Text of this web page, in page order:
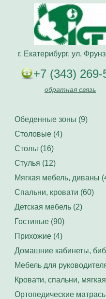
г. Екатерибург, ул.
+7 (343) 269-
обратная связь
Обеденные зоны (9)
Столовые (4)
Столы (16)
Стулья (12)
Мягкая мебель, диваны
Спальни, кровати (60)
Детская мебель (2)
Гостиные (90)
Прихожие (4)
Домашние кабинеты,
Мебель для
Кровати, спальни,
Ортопедические